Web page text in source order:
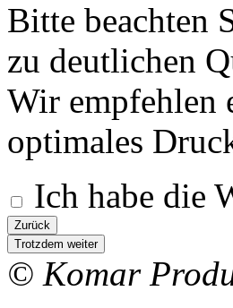
Bitte beachten
zu deutlichen
Wir empfehlen
optimales
Ich habe die
Zurück
Trotzdem weiter
© Komar